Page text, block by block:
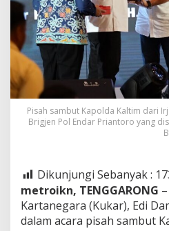
Pisah sambut Kapolda Kaltim dari
Brigjen Pol Endar Priantoro yang
Dikunjungi Sebanyak :
metroikn, TENGGARONG
Kartanegara (Kukar), Edi
dalam acara pisah sambut